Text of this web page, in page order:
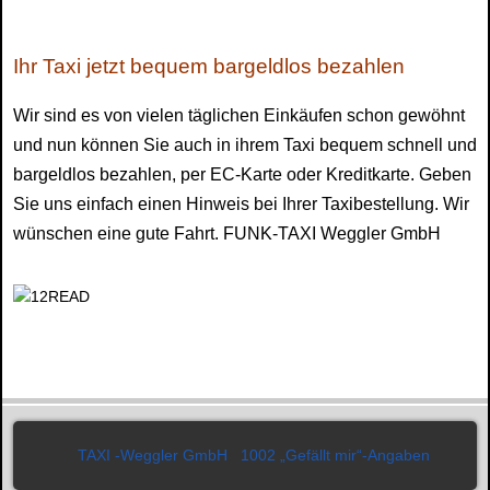
Ihr Taxi jetzt bequem bargeldlos bezahlen
Wir sind es von vielen täglichen Einkäufen schon gewöhnt
und nun können Sie auch in ihrem Taxi bequem schnell und
bargeldlos bezahlen, per EC-Karte oder Kreditkarte. Geben
Sie uns einfach einen Hinweis bei Ihrer Taxibestellung. Wir
wünschen eine gute Fahrt. FUNK-TAXI Weggler GmbH
TAXI -Weggler GmbH 1002 „Gefällt mir“-Angaben